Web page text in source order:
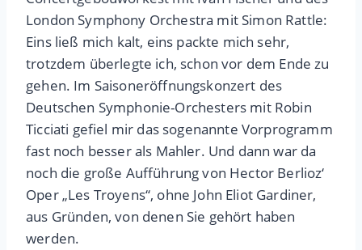
London Symphony Orchestra mit Simon Rattle:
Eins ließ mich kalt, eins packte mich sehr,
trotzdem überlegte ich, schon vor dem Ende zu
gehen. Im Saisoneröffnungskonzert des
Deutschen Symphonie-Orchesters mit Robin
Ticciati gefiel mir das sogenannte Vorprogramm
fast noch besser als Mahler. Und dann war da
noch die große Aufführung von Hector Berlioz‘
Oper „Les Troyens“, ohne John Eliot Gardiner,
aus Gründen, von denen Sie gehört haben
werden.